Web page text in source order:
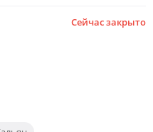
Сейчас закрыто